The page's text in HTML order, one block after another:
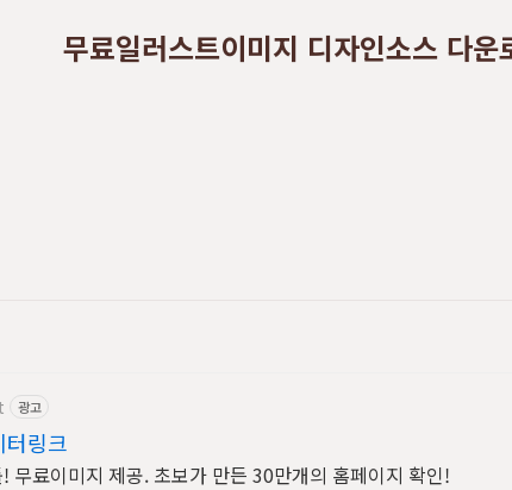
무료일러스트이미지 디자인소스 다운
광고
터링크
무료이미지 제공. 초보가 만든 30만개의 홈페이지 확인!